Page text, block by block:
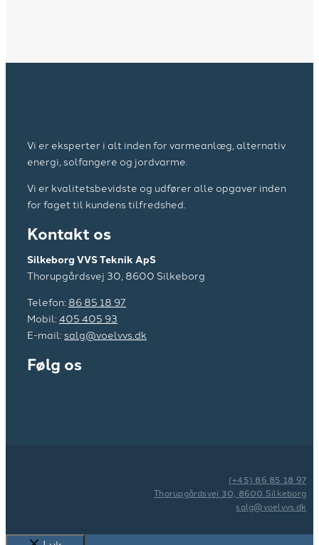
Vi er eksperter i alt inden for varmeanlæg, alternativ
energi, solfangere og jordvarme.​
Vi er kvalitetsbevidste og udfører alle opgaver inden
for faget til kundens tilfredshed.
Kontakt os
Silkeborg VVS Teknik ApS
​​Thorupgårdsvej 30, 8600 Silkeborg
Telefon: 86 85 18 97
Mobil: 405 405 93
E-mail: salg@voelvvs.dk
Følg os
(+45) 86 85 18 97
Thorupgårdsvej 30, 8600 Silkeborg
salg@voelvvs.dk